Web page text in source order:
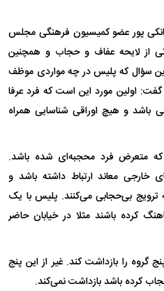
پور عضو کمیسیون فرهنگی مجلس
از لایحه عفاف و حجاب و همچنین
سؤال که پلیس در چه مواردی موظف
اولین مورد این است که فرد عرفا
باشد و هیچ اوراقی شناسایی همراه
متعرض فرد محجبه‌ای شده باشد.
خارجی معاند ارتباط داشته باشد و
ترویج بی‌حجابی می‌کنند. پلیس با یک
کرده باشند مثلا در خیابان حاضر
را بازداشت کند. غیر از این پنج
کرده باشد بازداشت نمی‌کند.